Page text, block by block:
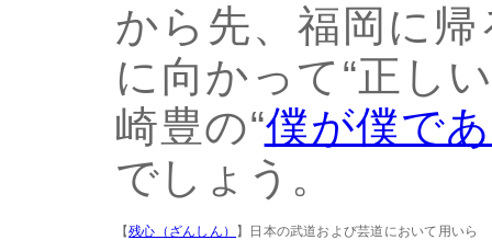
から先、福岡に
に向かって“正し
崎豊の“僕が僕で
でしょう。
【残心（ざんしん）
】日本の武道および芸道において用いら